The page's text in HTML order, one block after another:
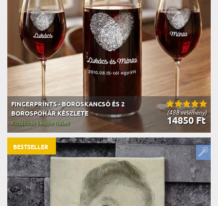
(488 vélemény)
FINGERPRINTS - BOROSKANCSÓ ÉS 2
BOROSPOHÁR KÉSZLETE
14850 Ft
Kiszállítás keddre Nálad
BESTSELLER